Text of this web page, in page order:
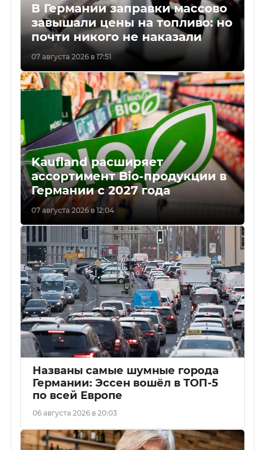
В Германии заправки массово
завышали цены на топливо: но
почти никого не наказали
07 августа 2026 в 17:51
Kaufland расширяет
ассортимент Bio-продукции в
Германии с 2027 года
07 августа 2026 в 12:04
Названы самые шумные города
Германии: Эссен вошёл в ТОП-5
по всей Европе
06 августа 2026 в 20:03